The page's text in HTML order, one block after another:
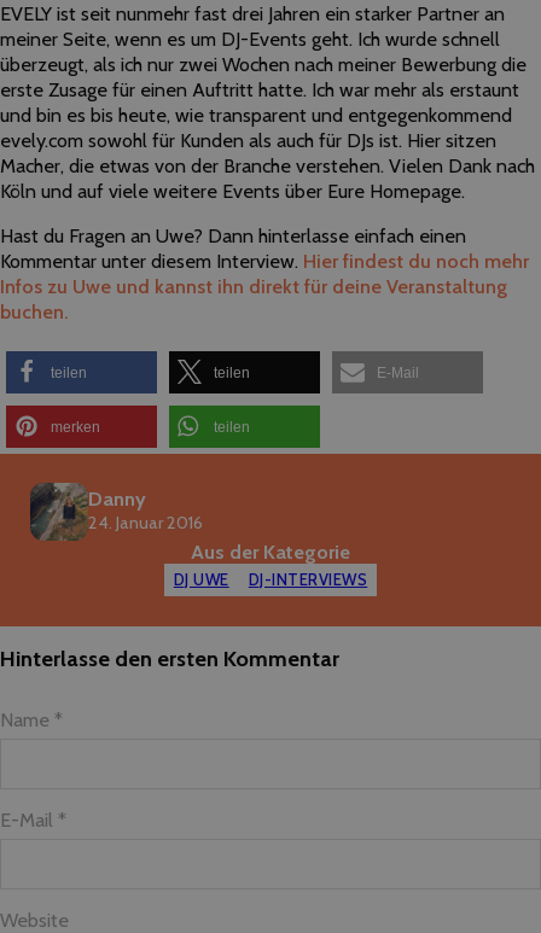
EVELY ist seit nunmehr fast drei Jahren ein starker Partner an
meiner Seite, wenn es um DJ-Events geht. Ich wurde schnell
überzeugt, als ich nur zwei Wochen nach meiner Bewerbung die
erste Zusage für einen Auftritt hatte. Ich war mehr als erstaunt
und bin es bis heute, wie transparent und entgegenkommend
evely.com sowohl für Kunden als auch für DJs ist. Hier sitzen
Macher, die etwas von der Branche verstehen. Vielen Dank nach
Köln und auf viele weitere Events über Eure Homepage.
Hast du Fragen an Uwe? Dann hinterlasse einfach einen
Kommentar unter diesem Interview. Hier findest du noch mehr
Infos zu Uwe und kannst ihn direkt für deine Veranstaltung
buchen.
teilen teilen E-Mail
merken teilen
Danny
24. Januar 2016
Aus der Kategorie
DJ UWE DJ-INTERVIEWS
Hinterlasse den ersten Kommentar
Name *
E-Mail *
Website